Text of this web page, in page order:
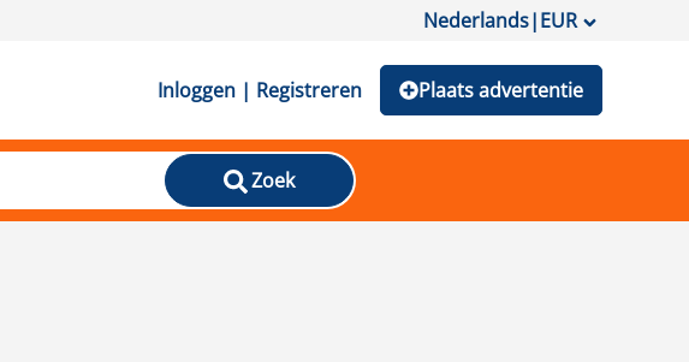
Nederlands|EUR
Inloggen | Registreren Plaats advertentie
Zoek